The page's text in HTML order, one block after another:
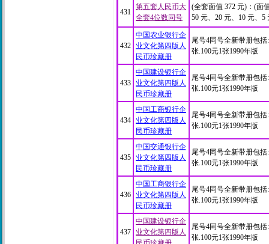
431
第五套人民币大
全套4位数同号
(全套面值 372 元)：(面
50 元、20 元、10 元、5
432
中国农业银行企
业文化第四版人
民币珍藏册
尾号4同号全新带册包括
张.100元1张1990年版
433
中国建设银行企
业文化第四版人
民币珍藏册
尾号4同号全新带册包括
张.100元1张1990年版
434
中国工商银行企
业文化第四版人
民币珍藏册
尾号4同号全新带册包括
张.100元1张1990年版
435
中国交通银行企
业文化第四版人
民币珍藏册
尾号4同号全新带册包括
张.100元1张1990年版
436
中国工商银行企
业文化第四版人
民币珍藏册
尾号4同号全新带册包括
张.100元1张1990年版
437
中国建设银行企
业文化第四版人
尾号4同号全新带册包括
张.100元1张1990年版